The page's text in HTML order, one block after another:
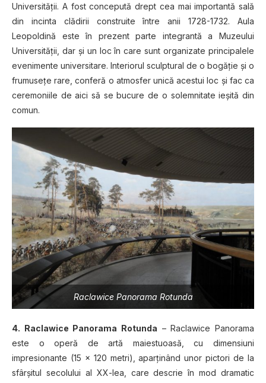
Universităţii. A fost concepută drept cea mai importantă sală
din incinta clădirii construite între anii 1728-1732. Aula
Leopoldină este în prezent parte integrantă a Muzeului
Universităţii, dar şi un loc în care sunt organizate principalele
evenimente universitare. Interiorul sculptural de o bogăţie şi o
frumuseţe rare, conferă o atmosfer unică acestui loc şi fac ca
ceremoniile de aici să se bucure de o solemnitate ieşită din
comun.
Raclawice Panorama Rotunda
4. Raclawice Panorama Rotunda – Raclawice Panorama
este o operă de artă maiestuoasă, cu dimensiuni
impresionante (15 × 120 metri), aparţinând unor pictori de la
sfârşitul secolului al XX-lea, care descrie în mod dramatic